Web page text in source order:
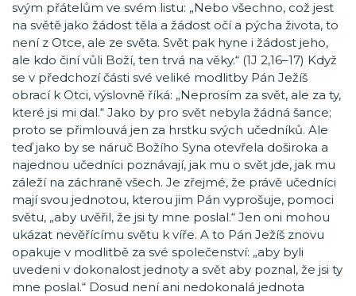
svým přátelům ve svém listu: „Nebo všechno, což jest
na světě jako žádost těla a žádost očí a pýcha života, to
není z Otce, ale ze světa. Svět pak hyne i žádost jeho,
ale kdo činí vůli Boží, ten trvá na věky.“ (1J 2,16–17) Když
se v předchozí části své veliké modlitby Pán Ježíš
obrací k Otci, výslovně říká: „Neprosím za svět, ale za ty,
které jsi mi dal.“ Jako by pro svět nebyla žádná šance;
proto se přimlouvá jen za hrstku svých učedníků. Ale
teď jako by se náruč Božího Syna otevřela doširoka a
najednou učedníci poznávají, jak mu o svět jde, jak mu
záleží na záchraně všech. Je zřejmé, že právě učedníci
mají svou jednotou, kterou jim Pán vyprošuje, pomoci
světu, „aby uvěřil, že jsi ty mne poslal.“ Jen oni mohou
ukázat nevěřícímu světu k víře. A to Pán Ježíš znovu
opakuje v modlitbě za své společenství: „aby byli
uvedeni v dokonalost jednoty a svět aby poznal, že jsi ty
mne poslal.“ Dosud není ani nedokonalá jednota